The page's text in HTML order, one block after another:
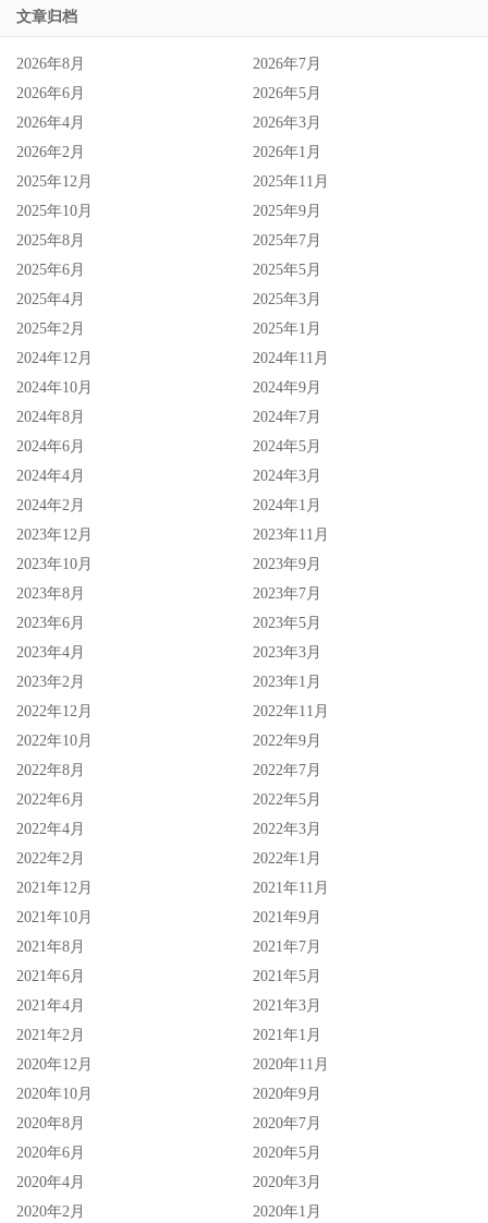
文章归档
2026年8月
2026年7月
2026年6月
2026年5月
2026年4月
2026年3月
2026年2月
2026年1月
2025年12月
2025年11月
2025年10月
2025年9月
2025年8月
2025年7月
2025年6月
2025年5月
2025年4月
2025年3月
2025年2月
2025年1月
2024年12月
2024年11月
2024年10月
2024年9月
2024年8月
2024年7月
2024年6月
2024年5月
2024年4月
2024年3月
2024年2月
2024年1月
2023年12月
2023年11月
2023年10月
2023年9月
2023年8月
2023年7月
2023年6月
2023年5月
2023年4月
2023年3月
2023年2月
2023年1月
2022年12月
2022年11月
2022年10月
2022年9月
2022年8月
2022年7月
2022年6月
2022年5月
2022年4月
2022年3月
2022年2月
2022年1月
2021年12月
2021年11月
2021年10月
2021年9月
2021年8月
2021年7月
2021年6月
2021年5月
2021年4月
2021年3月
2021年2月
2021年1月
2020年12月
2020年11月
2020年10月
2020年9月
2020年8月
2020年7月
2020年6月
2020年5月
2020年4月
2020年3月
2020年2月
2020年1月